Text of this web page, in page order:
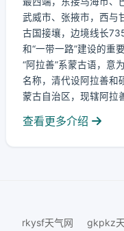
武威市、张掖市，西与
古国接壤，边境线长
和“一带一路”建设的重
“阿拉善”系蒙古语，意
名称，清代设阿拉善和
蒙古自治区，现辖阿拉
查看更多介绍
rkysf天气网
gkpkz